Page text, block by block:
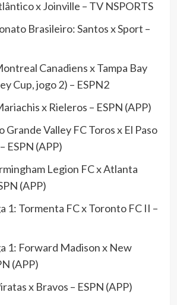
x Joinville – TV NSPORTS
Brasileiro: Santos x Sport –
Canadiens x Tampa Bay
Cup, jogo 2) – ESPN2
x Rieleros – ESPN (APP)
Grande Valley FC Toros x El Paso
ESPN (APP)
Legion FC x Atlanta
(APP)
1: Tormenta FC x Toronto FC II –
1: Forward Madison x New
(APP)
x Bravos – ESPN (APP)